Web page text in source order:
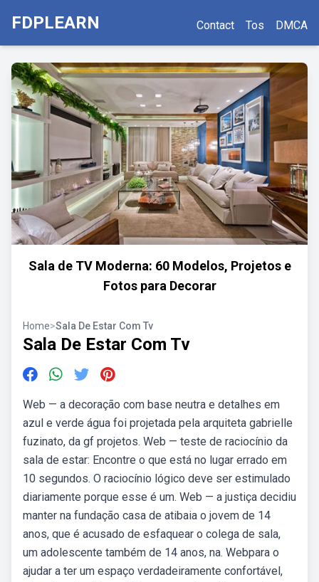
FDPLEARN Contact Tos DMCA
Sala de TV Moderna: 60 Modelos, Projetos e
Fotos para Decorar
Home>Sala De Estar Com Tv
Sala De Estar Com Tv
Web — a decoração com base neutra e detalhes em
azul e verde água foi projetada pela arquiteta gabrielle
fuzinato, da gf projetos. Web — teste de raciocínio da
sala de estar: Encontre o que está no lugar errado em
10 segundos. O raciocínio lógico deve ser estimulado
diariamente porque esse é um. Web — a justiça decidiu
manter na fundação casa de atibaia o jovem de 14
anos, que é acusado de esfaquear o colega de sala,
um adolescente também de 14 anos, na. Webpara o
ajudar a ter um espaço verdadeiramente confortável,